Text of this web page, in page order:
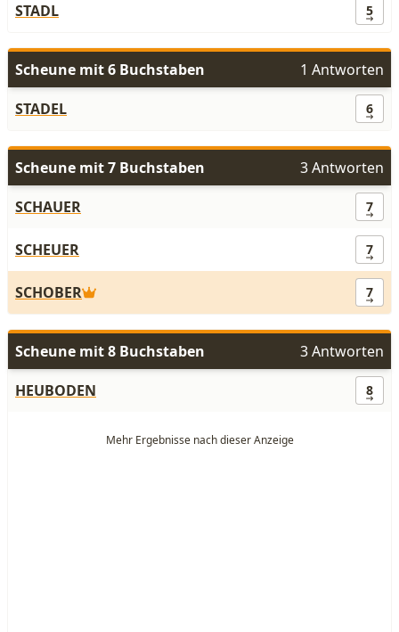
STADL 5
Scheune mit 6 Buchstaben
1 Antworten
STADEL
6
Scheune mit 7 Buchstaben
3 Antworten
SCHAUER
7
SCHEUER 7
SCHOBER 7
Scheune mit 8 Buchstaben
3 Antworten
HEUBODEN
8